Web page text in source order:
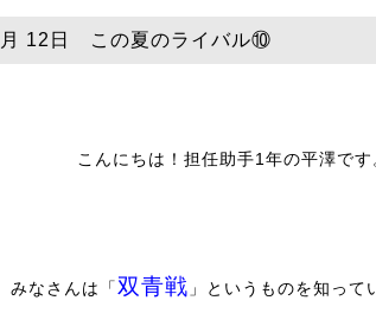
12日 この夏のライバル⑩
こんにちは！担任助手1年の平澤です
みなさんは「 双青戦 」というものを知って